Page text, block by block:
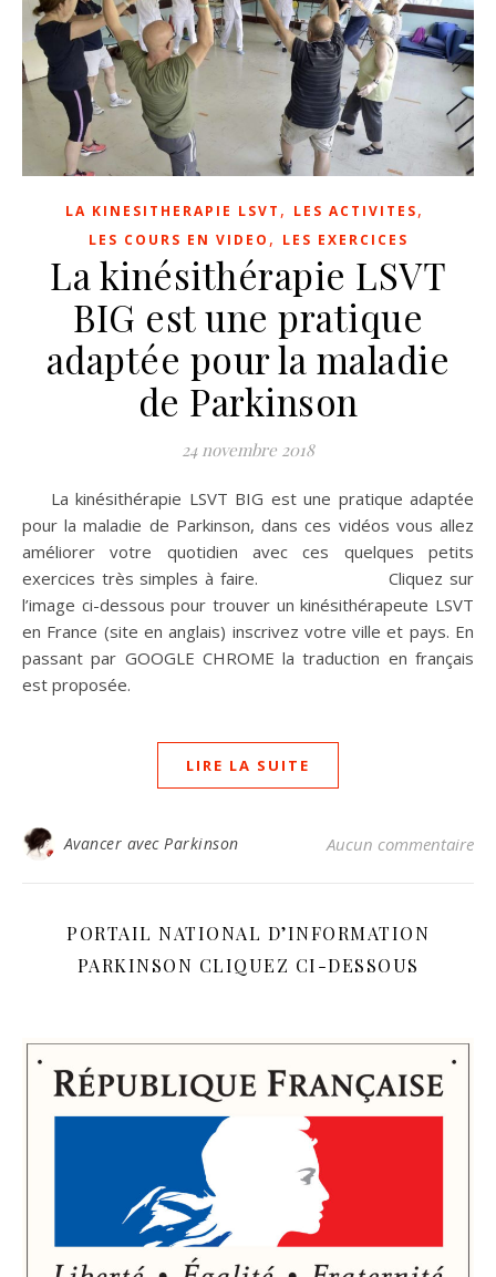
LA KINESITHERAPIE LSVT , LES ACTIVITES,
LES COURS EN VIDEO , LES EXERCICES
La kinésithérapie LSVT
BIG est une pratique
adaptée pour la maladie
de Parkinson
24 novembre 2018
La kinésithérapie LSVT BIG est une pratique adaptée
pour la maladie de Parkinson, dans ces vidéos vous allez
améliorer votre quotidien avec ces quelques petits
exercices très simples à faire. Cliquez sur
l’image ci-dessous pour trouver un kinésithérapeute LSVT
en France (site en anglais) inscrivez votre ville et pays. En
passant par GOOGLE CHROME la traduction en français
est proposée.
LIRE LA SUITE
Avancer avec Parkinson Aucun commentaire
PORTAIL NATIONAL D’INFORMATION
PARKINSON CLIQUEZ CI-DESSOUS